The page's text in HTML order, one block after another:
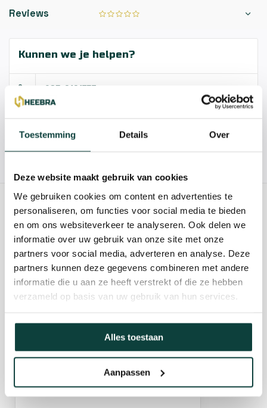
Toestemming Details Over
Deze website maakt gebruik van cookies
We gebruiken cookies om content en advertenties te
personaliseren, om functies voor social media te bieden
en om ons websiteverkeer te analyseren. Ook delen we
informatie over uw gebruik van onze site met onze
partners voor social media, adverteren en analyse. Deze
partners kunnen deze gegevens combineren met andere
informatie die u aan ze heeft verstrekt of die ze hebben
verzameld op basis van uw gebruik van hun services.
Alles toestaan
Aanpassen
Reviews
Kunnen we je helpen?
085-2121757
GERELATEERDE PRODUCTEN